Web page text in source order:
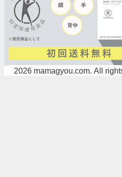
© 2026 mamagyou.com. All